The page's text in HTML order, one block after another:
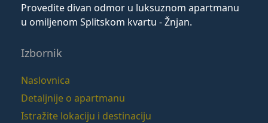
Provedite divan odmor u luksuznom apartmanu
u omiljenom Splitskom kvartu - Žnjan.
Izbornik
Naslovnica
Detaljnije o apartmanu
Istražite lokaciju i destinaciju